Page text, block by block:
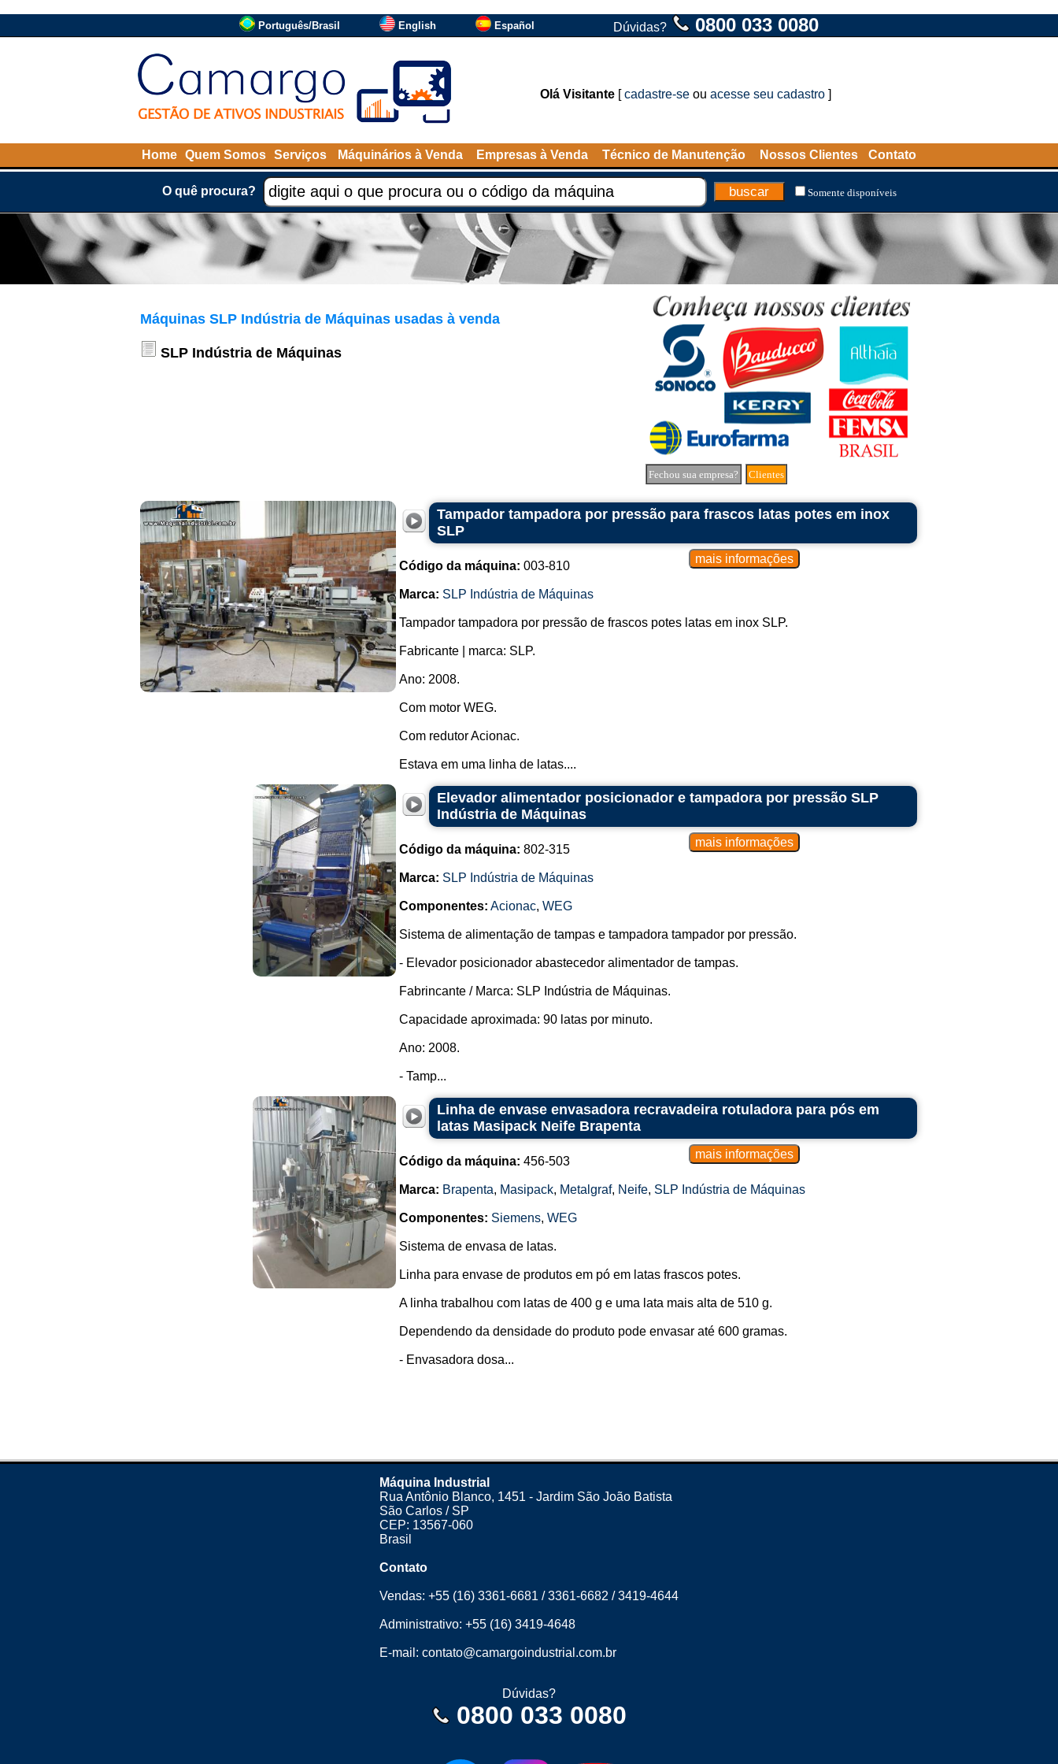
Português/Brasil English Español Dúvidas? 0800 033 0080
Olá Visitante [cadastre-se ou acesse seu cadastro ]
Home Quem Somos Serviços Máquinários à Venda Empresas à Venda Técnico de Manutenção Nossos Clientes Contato
O quê procura? Somente disponíveis
Máquinas SLP Indústria de Máquinas usadas à venda
SLP Indústria de Máquinas
Fechou sua empresa? Clientes
Tampador tampadora por pressão para frascos latas potes em inox
SLP
Código da máquina: 003-810
Marca: SLP Indústria de Máquinas
Tampador tampadora por pressão de frascos potes latas em inox SLP.
Fabricante | marca: SLP.
Ano: 2008.
Com motor WEG.
Com redutor Acionac.
Estava em uma linha de latas....
Elevador alimentador posicionador e tampadora por pressão SLP
Indústria de Máquinas
Código da máquina: 802-315
Marca: SLP Indústria de Máquinas
Componentes: Acionac, WEG
Sistema de alimentação de tampas e tampadora tampador por pressão.
- Elevador posicionador abastecedor alimentador de tampas.
Fabrincante / Marca: SLP Indústria de Máquinas.
Capacidade aproximada: 90 latas por minuto.
Ano: 2008.
- Tamp...
Linha de envase envasadora recravadeira rotuladora para pós em
latas Masipack Neife Brapenta
Código da máquina: 456-503
Marca: Brapenta, Masipack, Metalgraf, Neife, SLP Indústria de Máquinas
Componentes: Siemens, WEG
Sistema de envasa de latas.
Linha para envase de produtos em pó em latas frascos potes.
A linha trabalhou com latas de 400 g e uma lata mais alta de 510 g.
Dependendo da densidade do produto pode envasar até 600 gramas.
- Envasadora dosa...
Máquina Industrial
Rua Antônio Blanco, 1451 - Jardim São João Batista
São Carlos / SP
CEP: 13567-060
Brasil
Contato
Vendas: +55 (16) 3361-6681 /3361-6682 /3419-4644
Administrativo: +55 (16) 3419-4648
E-mail: contato@camargoindustrial.com.br
Dúvidas?
0800 033 0080